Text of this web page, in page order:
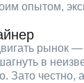
опытом,
рынок
в
Зато честно,